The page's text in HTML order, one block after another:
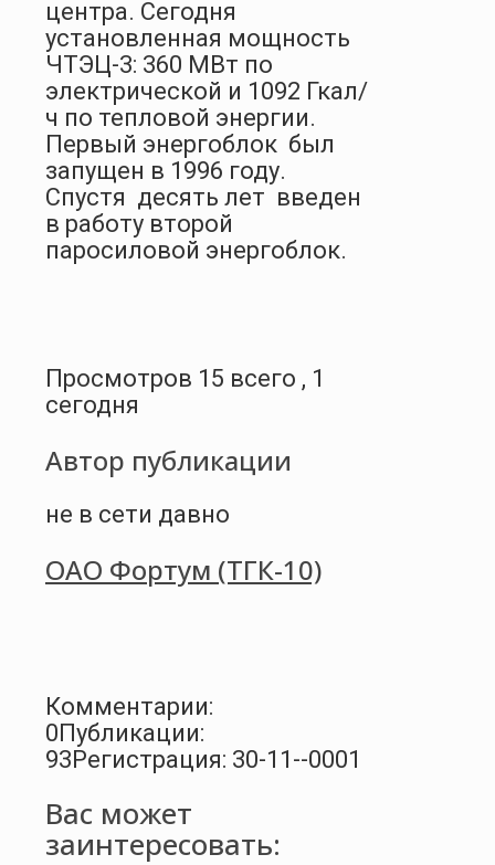
центра. Сегодня
установленная мощность
ЧТЭЦ-3: 360 МВт по
электрической и 1092 Гкал/
ч по тепловой энергии.
Первый энергоблок был
запущен в 1996 году.
Спустя десять лет введен
в работу второй
паросиловой энергоблок.
Просмотров 15 всего , 1
сегодня
Автор публикации
не в сети давно
ОАО Фортум (ТГК-10)
Комментарии:
0 Публикации:
93 Регистрация: 30-11--0001
Вас может
заинтересовать: